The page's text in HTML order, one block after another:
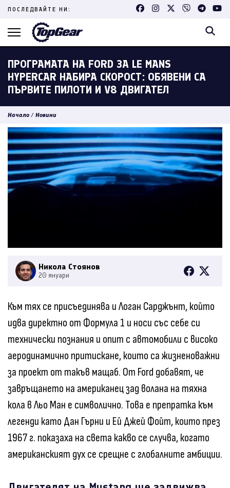
Skip
content
ПОСЛЕДВАЙТЕ НИ:
ПРОГРАМАТА НА FORD ЗА LE MANS
HYPERCAR НАБИРА СКОРОСТ: ОБЯВЕНИ СА
ПЪРВИТЕ ПИЛОТИ И V8 ДВИГАТЕЛ
Начало / Новини
Никола Стоянов
20 януари
Към тях се присъединява и Логан Сарджънт, който
идва директно от Формула 1 и носи със себе си
технически познания и опит с автомобили с високо
аеродинамично притискане, които са жизненоважни
за проект от такъв мащаб. От Ford добавят, че
завръщането на американец зад волана на тяхна
кола в Льо Ман е символично. Това е препратка към
легенди като Дан Гърни и Ей Джей Фойт, които през
1967 г. показаха на света какво се случва, когато
американският дух се срещне с глобалните амбиции.